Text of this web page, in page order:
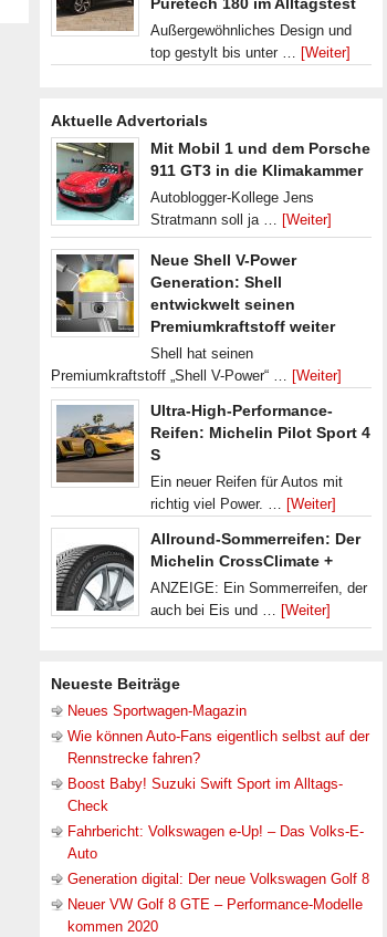
Außergewöhnliches Design und
top gestylt bis unter … [Weiter]
Aktuelle Advertorials
Mit Mobil 1 und dem Porsche
911 GT3 in die Klimakammer
Autoblogger-Kollege Jens
Stratmann soll ja … [Weiter]
Neue Shell V-Power
Generation: Shell
entwickwelt seinen
Premiumkraftstoff weiter
Shell hat seinen
Premiumkraftstoff „Shell V-Power“ … [Weiter]
Ultra-High-Performance-
Reifen: Michelin Pilot Sport 4
S
Ein neuer Reifen für Autos mit
richtig viel Power. … [Weiter]
Allround-Sommerreifen: Der
Michelin CrossClimate +
ANZEIGE: Ein Sommerreifen, der
auch bei Eis und … [Weiter]
Neueste Beiträge
Neues Sportwagen-Magazin
Wie können Auto-Fans eigentlich selbst auf der
Rennstrecke fahren?
Boost Baby! Suzuki Swift Sport im Alltags-
Check
Fahrbericht: Volkswagen e-Up! – Das Volks-E-
Auto
Generation digital: Der neue Volkswagen Golf 8
Neuer VW Golf 8 GTE – Performance-Modelle
kommen 2020